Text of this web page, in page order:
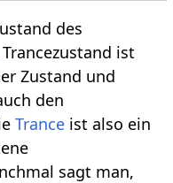
des
Trancezustand ist
Zustand und
den
Trance ist also ein
sagt man,